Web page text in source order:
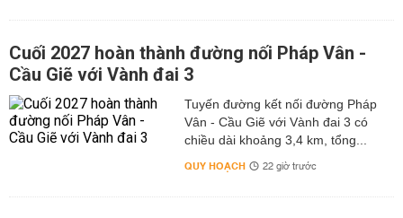
Cuối 2027 hoàn thành đường nối Pháp Vân -
Cầu Giẽ với Vành đai 3
Tuyến đường kết nối đường Pháp
Vân - Cầu Giẽ với Vành đai 3 có
chiều dài khoảng 3,4 km, tổng...
QUY HOẠCH 22 giờ trước